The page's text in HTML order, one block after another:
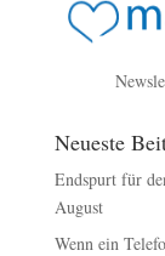
Neueste
Endspurt für
August
Wenn ein